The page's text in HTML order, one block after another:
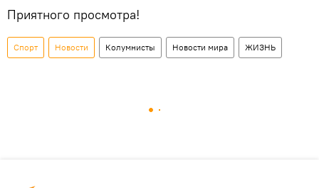
Приятного просмотра!
Спорт Новости Колумнисты Новости мира ЖИЗНЬ